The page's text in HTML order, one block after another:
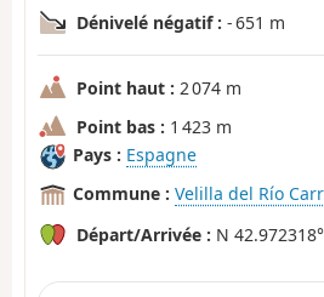
Dénivelé négatif : - 651 m
Point haut : 2 074 m
Point bas : 1 423 m
Pays : Espagne
Commune : Velilla del Río
Départ/Arrivée : N